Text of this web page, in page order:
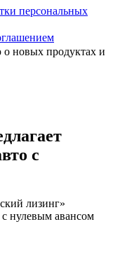
персональных
новых продуктах и
с
лизинг»
нулевым авансом